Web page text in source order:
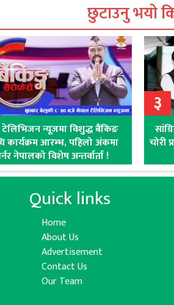
छुटाउनु भयो
न्यूजमा विशुद्ध बैंकिङ
कार्यक्रम आरम्भ, पहिलो अंकमा
नेपालको विशेष अन्तर्वार्ता !
३
चोरी
Quick links
Home
About Us
Advertisement
Contact Us
Our Team